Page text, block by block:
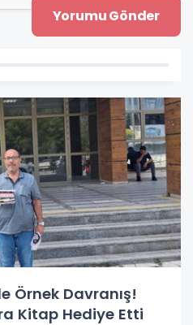
Örnek Davranış!
Kitap Hediye Etti